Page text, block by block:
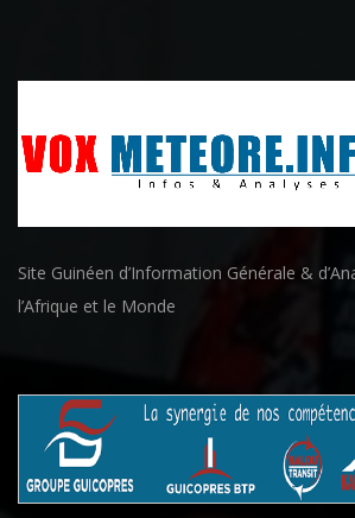
Site Guinéen d’Information Générale &
l’Afrique et le Monde